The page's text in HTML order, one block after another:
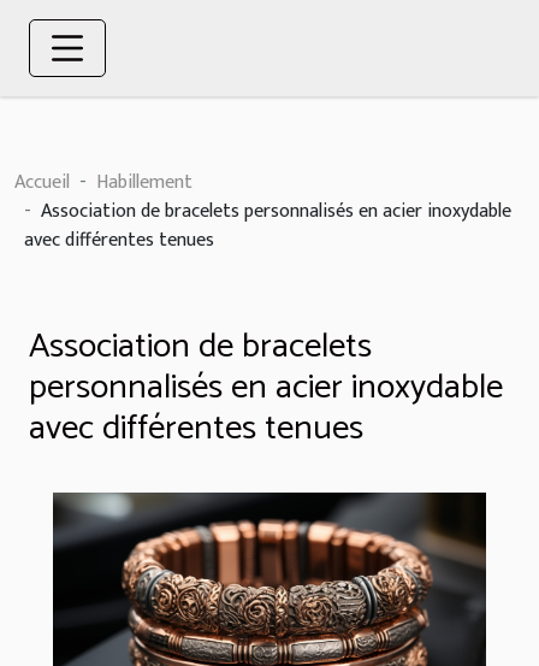
Accueil
Habillement
Association de bracelets personnalisés en acier inoxydable
avec différentes tenues
Association de bracelets
personnalisés en acier inoxydable
avec différentes tenues